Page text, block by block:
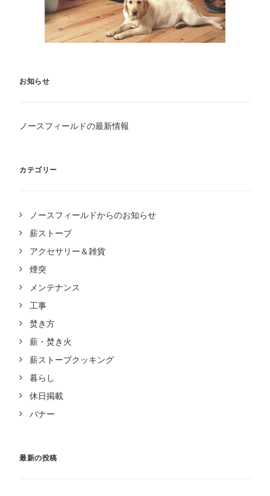
お知らせ
ノースフィールドの最新情報
カテゴリー
ノースフィールドからのお知らせ
薪ストーブ
アクセサリー＆雑貨
煙突
メンテナンス
工事
焚き方
薪・焚き火
薪ストーブクッキング
暮らし
休日掲載
バナー
最新の投稿